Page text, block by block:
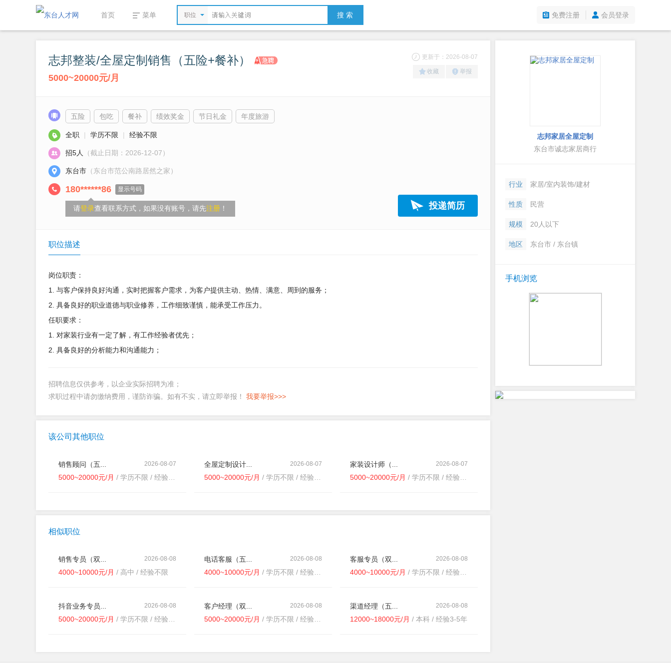
首页 菜单 职位 搜 索 免费注册 会员登录
志邦整装/全屋定制销售（五险+餐补）
5000~20000元/月
更新于：2026-08-07
收藏 举报
五险 包吃 餐补 绩效奖金 节日礼金 年度旅游
全职 | 学历不限 | 经验不限
招5人 （截止日期：2026-12-07）
东台市 （东台市范公南路居然之家）
180******86 显示号码
请登录查看联系方式，如果没有账号，请先注册 ！ 投递简历
职位描述
岗位职责：
1. 与客户保持良好沟通，实时把握客户需求，为客户提供主动、热情、满意、周到的服务；
2. 具备良好的职业道德与职业修养，工作细致谨慎，能承受工作压力。
任职要求：
1. 对家装行业有一定了解，有工作经验者优先；
2. 具备良好的分析能力和沟通能力；
招聘信息仅供参考，以企业实际招聘为准；
求职过程中请勿缴纳费用，谨防诈骗。如有不实，请立即举报！ 我要举报>>>
该公司其他职位
2026-08-07
销售顾问（五...
5000~20000元/月 / 学历不限 / 经验不限
2026-08-07
全屋定制设计...
5000~20000元/月 / 学历不限 / 经验不限
2026-08-07
家装设计师（...
5000~20000元/月 / 学历不限 / 经验1-3年
相似职位
2026-08-08
销售专员（双...
4000~10000元/月 / 高中 / 经验不限
2026-08-08
电话客服（五...
4000~10000元/月 / 学历不限 / 经验不限
2026-08-08
客服专员（双...
4000~10000元/月 / 学历不限 / 经验不限
2026-08-08
抖音业务专员...
5000~20000元/月 / 学历不限 / 经验不限
2026-08-08
客户经理（双...
5000~20000元/月 / 学历不限 / 经验不限
2026-08-08
渠道经理（五...
12000~18000元/月 / 本科 / 经验3-5年
志邦家居全屋定制
东台市诚志家居商行
行业 家居/室内装饰/建材
性质 民营
规模 20人以下
地区 东台市 / 东台镇
手机浏览